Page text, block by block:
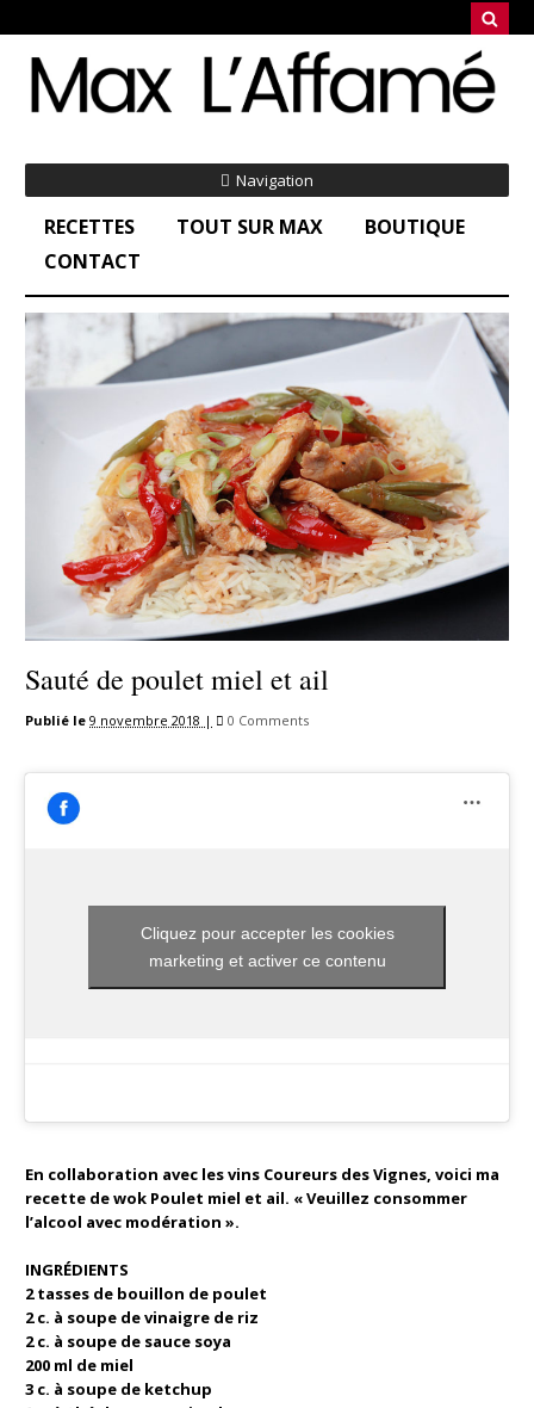
Navigation
RECETTES TOUT SUR MAX
BOUTIQUE
CONTACT
Sauté de poulet miel et ail
Publié le 9 novembre 2018 | 0 Comments
Cliquez pour accepter les cookies
marketing et activer ce contenu
En collaboration avec les vins Coureurs des Vignes, voici ma
recette de wok Poulet miel et ail. « Veuillez consommer
l’alcool avec modération ».
INGRÉDIENTS
2 tasses de bouillon de poulet
2 c. à soupe de vinaigre de riz
2 c. à soupe de sauce soya
200 ml de miel
3 c. à soupe de ketchup